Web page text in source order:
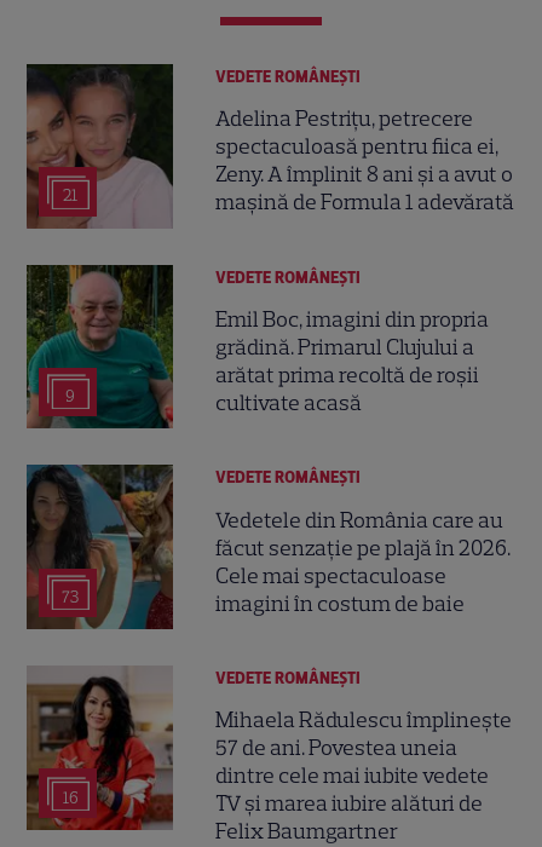
21
VEDETE ROMÂNEŞTI
Adelina Pestrițu, petrecere
spectaculoasă pentru fiica ei,
Zeny. A împlinit 8 ani și a avut o
mașină de Formula 1 adevărată
9
VEDETE ROMÂNEŞTI
Emil Boc, imagini din propria
grădină. Primarul Clujului a
arătat prima recoltă de roșii
cultivate acasă
73
VEDETE ROMÂNEŞTI
Vedetele din România care au
făcut senzație pe plajă în 2026.
Cele mai spectaculoase
imagini în costum de baie
16
VEDETE ROMÂNEŞTI
Mihaela Rădulescu împlinește
57 de ani. Povestea uneia
dintre cele mai iubite vedete
TV și marea iubire alături de
Felix Baumgartner